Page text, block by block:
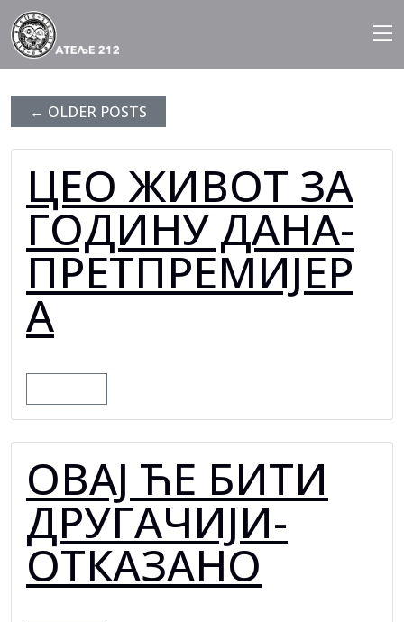
Skip
to
content
BLOG ARCHIVES
← OLDER POSTS
ЦЕО ЖИВОТ ЗА
ГОДИНУ ДАНА-
ПРЕТПРЕМИЈЕР
А
ОВАЈ ЋЕ БИТИ
ДРУГАЧИЈИ-
ОТКАЗАНО